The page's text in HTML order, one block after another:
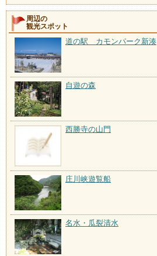
周辺の
観光スポット
道の駅 カモンパーク新湊
自遊の森
西勝寺の山門
庄川峡遊覧船
名水・瓜裂清水